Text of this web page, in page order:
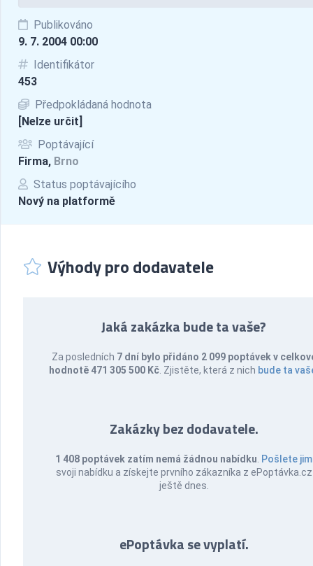
Publikováno
9. 7. 2004 00:00
Identifikátor
453
Předpokládaná hodnota
[Nelze určit]
Poptávající
Firma, Brno
Status poptávajícího
Nový na platformě
Výhody pro dodavatele
Jaká zakázka bude ta vaše?
Za posledních 7 dní bylo přidáno 2 099 poptávek v
hodnotě 471 305 500 Kč . Zjistěte, která z nich bude ta
Zakázky bez dodavatele.
1 408 poptávek zatím nemá žádnou nabídku Pošlete jim
svoji nabídku a získejte prvního zákazníka z ePoptávka.cz
ještě dnes.
ePoptávka se vyplatí.